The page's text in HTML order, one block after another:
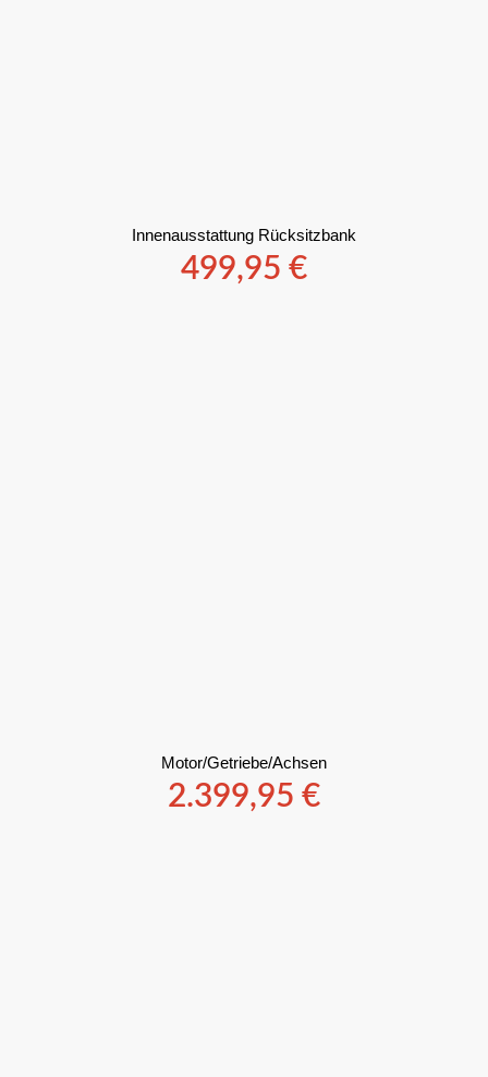
Innenausstattung Rücksitzbank
499,95 €
Motor/Getriebe/Achsen
2.399,95 €